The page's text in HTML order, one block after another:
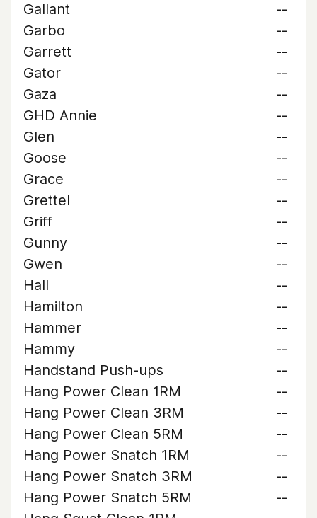
Gallant
--
Garbo
--
Garrett
--
Gator
--
Gaza
--
GHD Annie
--
Glen
--
Goose
--
Grace
--
Grettel
--
Griff
--
Gunny
--
Gwen
--
Hall
--
Hamilton
--
Hammer
--
Hammy
--
Handstand Push-ups
--
Hang Power Clean 1RM
--
Hang Power Clean 3RM
--
Hang Power Clean 5RM
--
Hang Power Snatch 1RM
--
Hang Power Snatch 3RM
--
Hang Power Snatch 5RM
--